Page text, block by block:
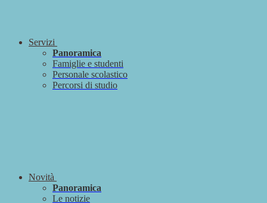
Servizi
Panoramica
Famiglie e studenti
Personale scolastico
Percorsi di studio
Novità
Panoramica
Le notizie